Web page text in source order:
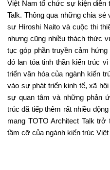
Việt Nam tổ chức sự kiện diễn
Talk. Thông qua những chia
sư Hiroshi Naito và cuộc thi
nhưng cũng nhiều thách thức
tục góp phần truyền cảm
đó lan tỏa tinh thần kiến trúc
triển văn hóa của ngành kiến
vào sự phát triển kinh tế, xã
sự quan tâm và những phản
trúc đã tiếp thêm rất nhiều
mang TOTO Architect Talk
tầm cỡ của ngành kiến trúc Việt